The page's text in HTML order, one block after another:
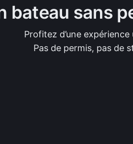
bateau sans
Profitez d’une expérience
Pas de permis, pas de